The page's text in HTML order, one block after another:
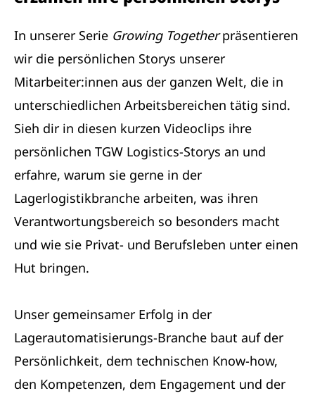
In unserer Serie Growing Togetherpräsentieren
wir die persönlichen Storys unserer
Mitarbeiter:innen aus der ganzen Welt, die in
unterschiedlichen Arbeitsbereichen tätig sind.
Sieh dir in diesen kurzen Videoclips ihre
persönlichen TGW Logistics-Storys an und
erfahre, warum sie gerne in der
Lagerlogistikbranche arbeiten, was ihren
Verantwortungsbereich so besonders macht
und wie sie Privat- und Berufsleben unter einen
Hut bringen.
Unser gemeinsamer Erfolg in der
Lagerautomatisierungs-Branche baut auf der
Persönlichkeit, dem technischen Know-how,
den Kompetenzen, dem Engagement und der